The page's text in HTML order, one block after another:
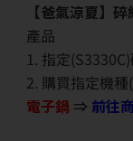
【爸氣涼夏】
產品
1. 指定
2. 購買指定機
電子鍋 ⇒ 前往